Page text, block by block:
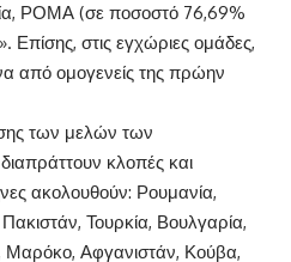
ΡΟΜΑ (σε ποσοστό 76,69%
στις εγχώριες ομάδες,
από ομογενείς της πρώην
των μελών των
κλοπές και
ακολουθούν: Ρουμανία,
Τουρκία, Βουλγαρία,
Μαρόκο, Αφγανιστάν, Κούβα,